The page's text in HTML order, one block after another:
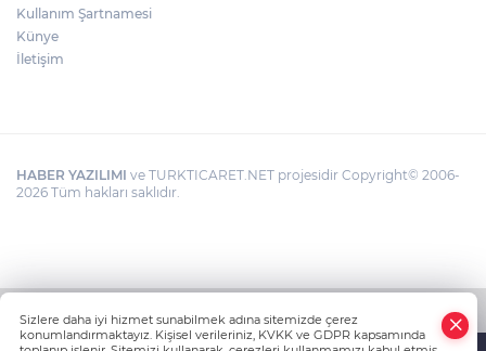
Kullanım Şartnamesi
Künye
İletişim
HABER YAZILIMI ve TURKTICARET.NET projesidir Copyright© 2006-
2026 Tüm hakları saklıdır.
Sizlere daha iyi hizmet sunabilmek adına sitemizde çerez
konumlandırmaktayız. Kişisel verileriniz, KVKK ve GDPR kapsamında